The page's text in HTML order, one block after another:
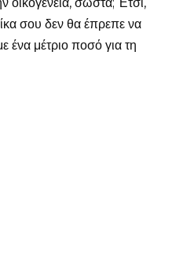
σου δεν θα έπρεπε να
ένα μέτριο ποσό για τη